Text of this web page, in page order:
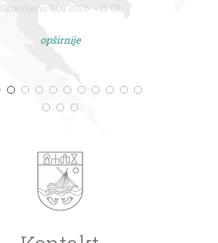
Objavljeno 7.08.2026. - 15:08
opširnije